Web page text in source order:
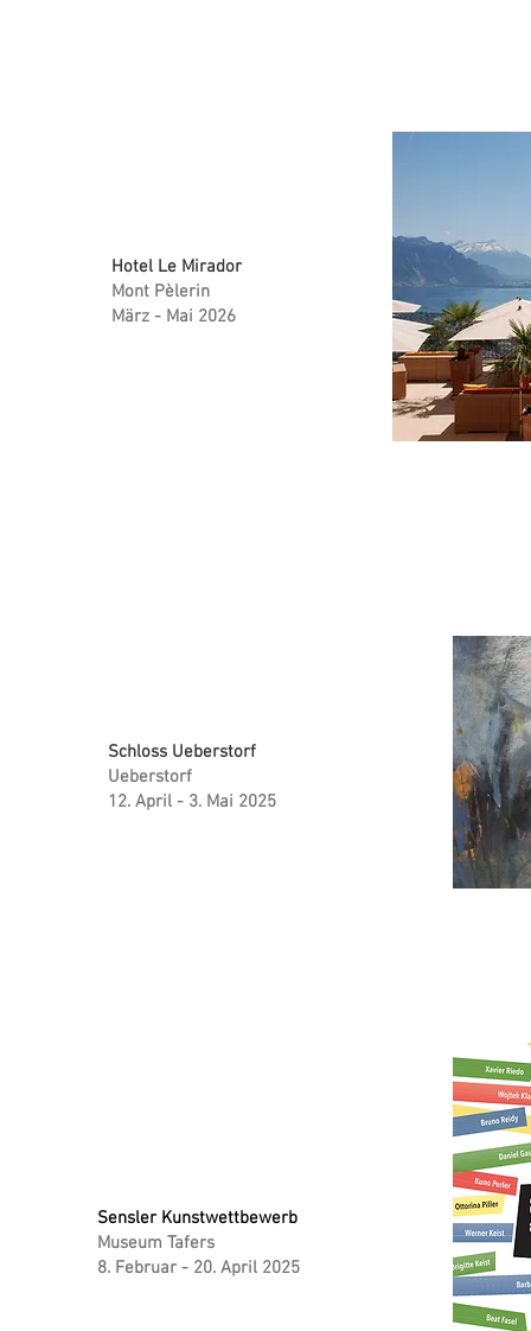
Hotel Le Mirador
Mont Pèlerin
März - Mai 2026
Schloss Ueberstorf
Ueberstorf
12. April - 3. Mai 2025
Sensler Kunstwettbewerb
Museum Tafers
8. Februar - 20. April 2025